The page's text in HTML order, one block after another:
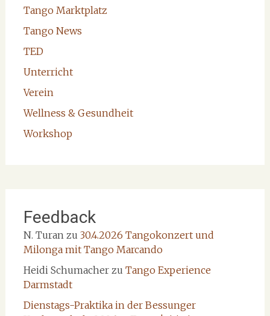
Tango Marktplatz
Tango News
TED
Unterricht
Verein
Wellness & Gesundheit
Workshop
Feedback
N. Turan zu 30.4.2026 Tangokonzert und
Milonga mit Tango Marcando
Heidi Schumacherzu Tango Experience
Darmstadt
Dienstags-Praktika in der Bessunger